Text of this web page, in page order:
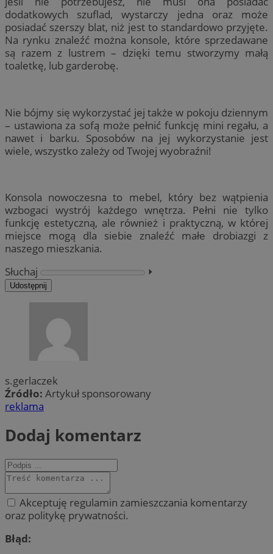
dodatkowych szuflad, wystarczy jedna oraz może
posiadać szerszy blat, niż jest to standardowo przyjęte.
Na rynku znaleźć można konsole, które sprzedawane
są razem z lustrem – dzięki temu stworzymy małą
toaletkę, lub garderobę.
Nie bójmy się wykorzystać jej także w pokoju dziennym
– ustawiona za sofą może pełnić funkcję mini regału, a
nawet i barku. Sposobów na jej wykorzystanie jest
wiele, wszystko zależy od Twojej wyobraźni!
Konsola nowoczesna to mebel, który bez wątpienia
wzbogaci wystrój każdego wnętrza. Pełni nie tylko
funkcję estetyczną, ale również i praktyczną, w której
miejsce mogą dla siebie znaleźć małe drobiazgi z
naszego mieszkania.
Słuchaj
⏵︎
Udostępnij
s.gerlaczek
Źródło: Artykuł sponsorowany
reklama
Dodaj komentarz
Akceptuję regulamin zamieszczania komentarzy
oraz politykę prywatności.
Błąd: